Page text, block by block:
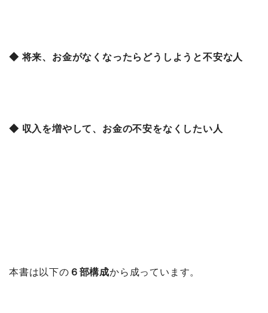
◆ 将来、お金がなくなったらどうしようと不安な人
◆ 収入を増やして、お金の不安をなくしたい人
本書は以下の ６部構成から成っています。